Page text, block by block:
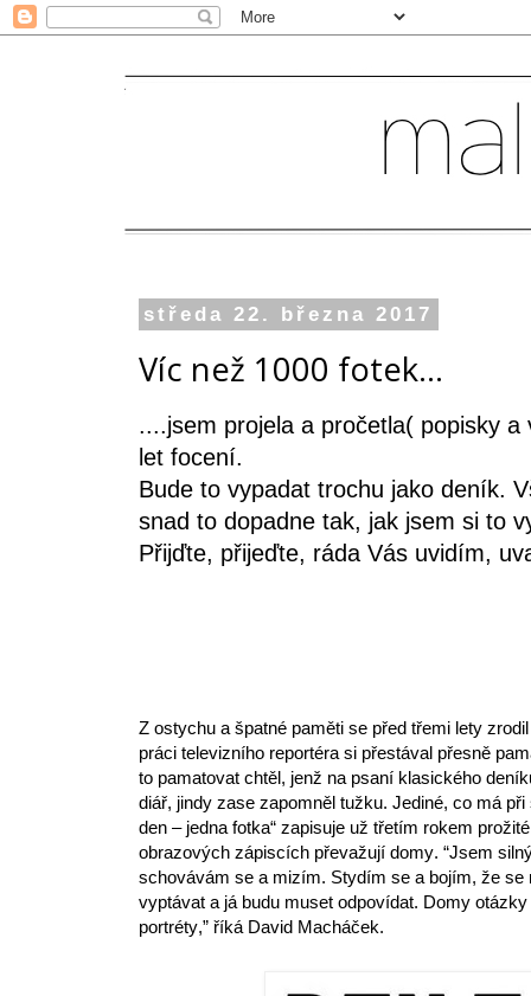
středa 22. března 2017
Víc než 1000 fotek...
....jsem projela a pročetla( popisky
let focení.
Bude to vypadat trochu jako deník.
snad to dopadne tak, jak jsem si to
Přijďte, přijeďte, ráda Vás uvidím,
Z ostychu a špatné paměti se před třemi lety
práci televizního reportéra si přestával přesně
to pamatovat chtěl, jenž na psaní klasického
diář, jindy zase zapomněl tužku. Jediné, co má
den – jedna fotka“ zapisuje už třetím rokem
obrazových zápiscích převažují domy. “Jsem
schovávám se a mizím. Stydím se a bojím, že se
vyptávat a já budu muset odpovídat. Domy
portréty,” říká David Macháček.